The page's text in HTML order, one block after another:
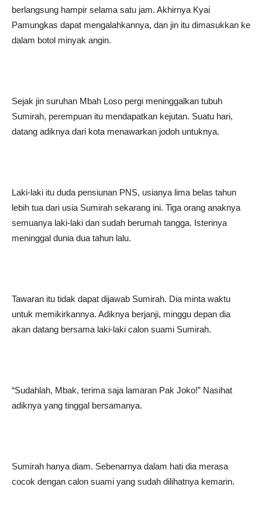
berlangsung hampir selama satu jam. Akhirnya Kyai
Pamungkas dapat mengalahkannya, dan jin itu dimasukkan ke
dalam botol minyak angin.
Sejak jin suruhan Mbah Loso pergi meninggalkan tubuh
Sumirah, perempuan itu mendapatkan kejutan. Suatu hari,
datang adiknya dari kota menawarkan jodoh untuknya.
Laki-laki itu duda pensiunan PNS, usianya lima belas tahun
lebih tua dari usia Sumirah sekarang ini. Tiga orang anaknya
semuanya laki-laki dan sudah berumah tangga. Isterinya
meninggal dunia dua tahun lalu.
Tawaran itu tidak dapat dijawab Sumirah. Dia minta waktu
untuk memikirkannya. Adiknya berjanji, minggu depan dia
akan datang bersama laki-laki calon suami Sumirah.
“Sudahlah, Mbak, terima saja lamaran Pak Joko!” Nasihat
adiknya yang tinggal bersamanya.
Sumirah hanya diam. Sebenarnya dalam hati dia merasa
cocok dengan calon suami yang sudah dilihatnya kemarin.